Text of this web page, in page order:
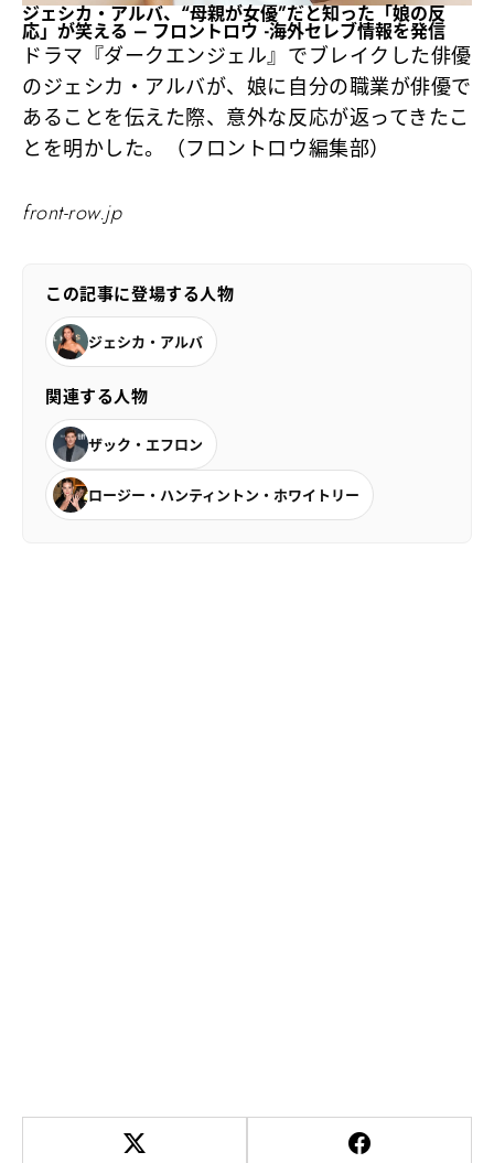
ジェシカ・アルバ、“母親が女優”だと知った「娘の反
応」が笑える – フロントロウ -海外セレブ情報を発信
ドラマ『ダークエンジェル』でブレイクした俳優
のジェシカ・アルバが、娘に自分の職業が俳優で
あることを伝えた際、意外な反応が返ってきたこ
とを明かした。（フロントロウ編集部）
front-row.jp
この記事に登場する人物
ジェシカ・アルバ
関連する人物
ザック・エフロン
ロージー・ハンティントン・ホワイトリー